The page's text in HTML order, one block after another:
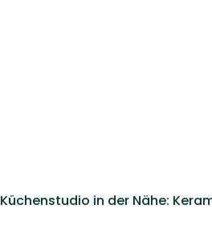
Küchenstudio in der Nähe: